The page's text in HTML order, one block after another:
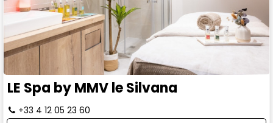
LE Spa by MMV le Silvana
+33 4 12 05 23 60